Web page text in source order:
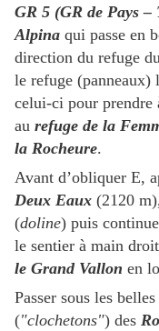
GR 5 (GR de Pays
Alpina qui passe en
direction du refuge
le refuge (panneaux)
celui-ci pour prendre
au refuge de la
la Rocheure.
Avant d’obliquer E,
Deux Eaux (2120
(doline) puis
le sentier à main
le Grand Vallon en
Passer sous les
("clochetons") des